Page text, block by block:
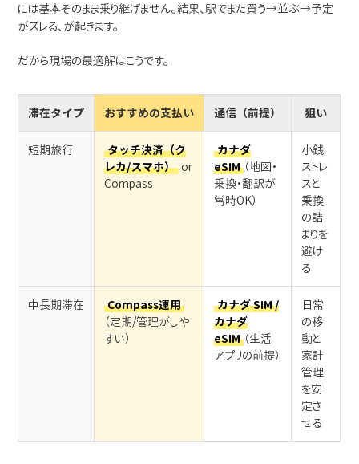
には基本そのまま乗り継げません。結果、駅でまた買う→並ぶ→予定
がズレる、が起きます。
だから現場の最適解はこうです。
滞在タイプ おすすめの支払い 通信（前提） 狙い
短期旅行
タッチ決済（ク
レカ/スマホ） or
Compass
カナダ
eSIM （地図・
乗換・翻訳が
常時OK）
小銭
ストレ
スと
乗換
の詰
まりを
避け
る
中長期滞在
Compass運用
（定期/管理がしや
すい）
カナダ SIM /
カナダ
eSIM （生活
アプリの前提）
日常
の移
動と
家計
管理
を安
定さ
せる